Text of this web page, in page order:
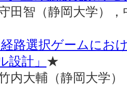
岡大学），中川
経路選択ゲームにお
計」 ★
静岡大学），守